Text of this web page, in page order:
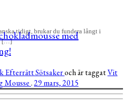
tidigt, brukar du fundera långt i
[…]
med
EfterrättSötsakeroch är taggatVit
Mousse.29 mars, 2015